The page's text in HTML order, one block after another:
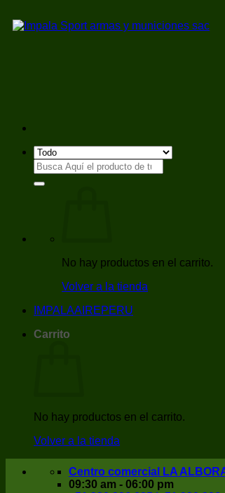
al
Buscar
por:
No hay productos en el carrito.
Volver a la tienda
IMPALAAIREPERU
Carrito
No hay productos en el carrito.
Volver a la tienda
Centro comercial LA
09:30 am - 06:00 pm